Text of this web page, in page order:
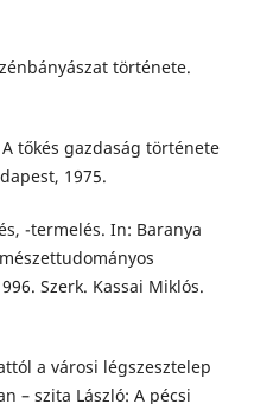
története.
tőkés gazdaság története
1975.
-termelés. In: Baranya
Szerk. Kassai Miklós.
a városi légszesztelep
– szita László: A pécsi